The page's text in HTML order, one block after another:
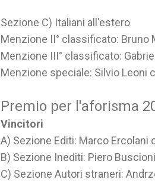
Sezione C) Italiani all'estero
Menzione II° classificato: Bruno
Menzione III° classificato:
Menzione speciale: Silvio Leoni
Premio per l'aforisma
Vincitori
A) Sezione Editi: Marco Ercolani
B) Sezione Inediti: Piero
C) Sezione Autori straneri: